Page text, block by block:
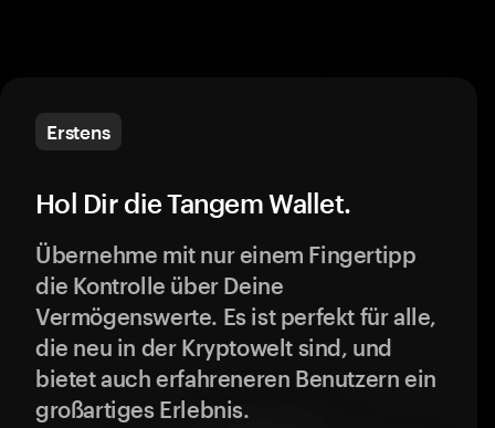
Erstens
Hol Dir die Tangem Wallet.
Übernehme mit nur einem Fingertipp
die Kontrolle über Deine
Vermögenswerte. Es ist perfekt für alle,
die neu in der Kryptowelt sind, und
bietet auch erfahreneren Benutzern ein
großartiges Erlebnis.